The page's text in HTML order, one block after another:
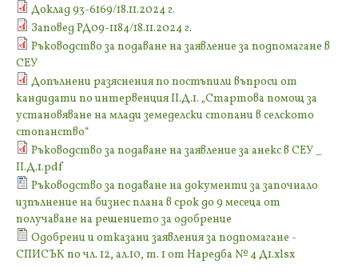
Доклад 93-6169/18.11.2024 г.
Заповед РД09-1184/18.11.2024 г.
Ръководство за подаване на заявление за подпомагане в
СЕУ
Допълнени разяснения по постъпили въпроси от
кандидати по интервенция II.Д.1. „Стартова помощ за
установяване на млади земеделски стопани в селското
стопанство“
Ръководство за подаване на заявление за анекс в СЕУ _
II.Д.1.pdf
Ръководство за подаване на документи за започнало
изпълнение на бизнес плана в срок до 9 месеца от
получаване на решението за одобрение
Одобрени и отказани заявления за подпомагане -
СПИСЪК по чл. 12, ал.10, т. 1 от Наредба № 4 Д1.xlsx